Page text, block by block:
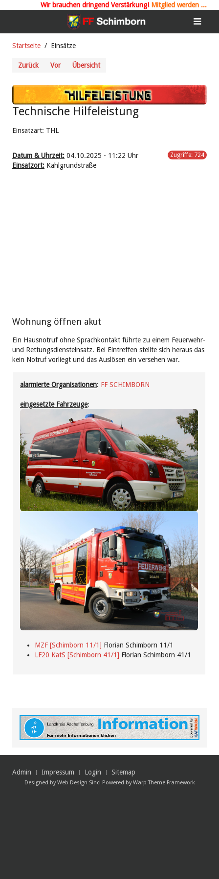
Wir brauchen dringend Verstärkung! Mitglied werden ...
Startseite Einsätze
Zurück Vor Übersicht
Technische Hilfeleistung
Einsatzart: THL
Datum & Uhrzeit: 04.10.2025 - 11:22 Uhr Zugriffe: 724
Einsatzort: Kahlgrundstraße
Wohnung öffnen akut
Ein Hausnotruf ohne Sprachkontakt führte zu einem Feuerwehr-
und Rettungsdiensteinsatz. Bei Eintreffen stellte sich heraus das
kein Notruf vorliegt und das Auslösen ein versehen war.
alarmierte Organisationen: FF SCHIMBORN
eingesetzte Fahrzeuge:
MZF [Schimborn 11/1] Florian Schimborn 11/1
LF20 KatS [Schimborn 41/1] Florian Schimborn 41/1
Admin Impressum Login Sitemap
Designed byWeb Design Sinci Powered byWarp Theme Framework